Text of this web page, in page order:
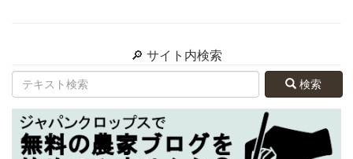
🔎 サイト内検索
検索